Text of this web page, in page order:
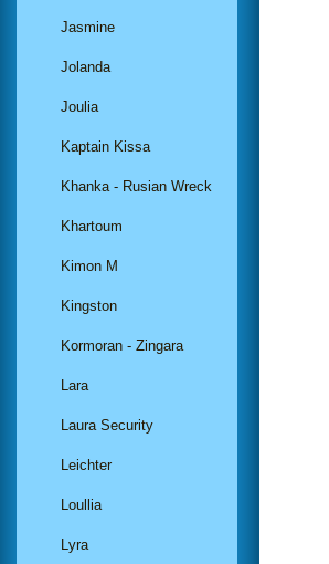
Jasmine
Jolanda
Joulia
Kaptain Kissa
Khanka - Rusian Wreck
Khartoum
Kimon M
Kingston
Kormoran - Zingara
Lara
Laura Security
Leichter
Loullia
Lyra